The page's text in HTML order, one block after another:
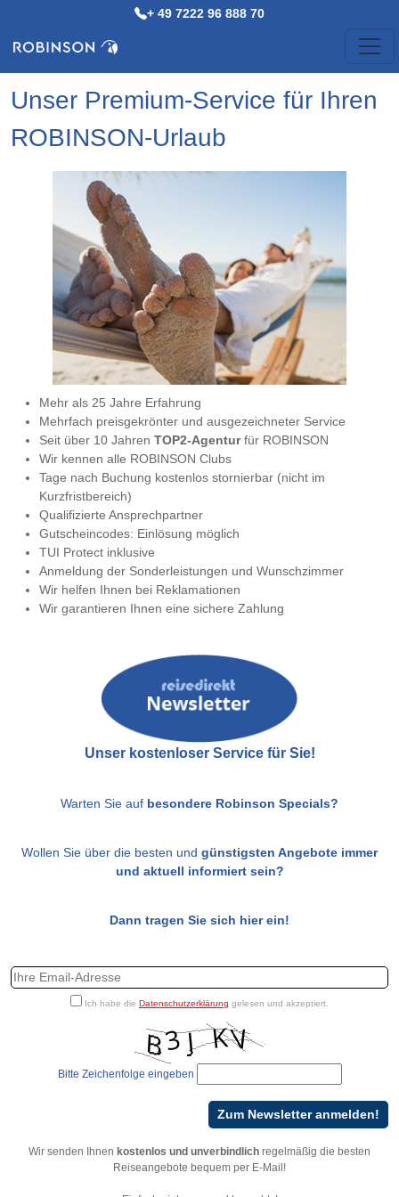
+ 49 7222 96 888 70
Unser Premium-Service für Ihren
ROBINSON-Urlaub
Mehr als 25 Jahre Erfahrung
Mehrfach preisgekrönter und ausgezeichneter Service
Seit über 10 Jahren TOP2-Agenturfür ROBINSON
Wir kennen alle ROBINSON Clubs
Tage nach Buchung kostenlos stornierbar (nicht im
Kurzfristbereich)
Qualifizierte Ansprechpartner
Gutscheincodes: Einlösung möglich
TUI Protect inklusive
Anmeldung der Sonderleistungen und Wunschzimmer
Wir helfen Ihnen bei Reklamationen
Wir garantieren Ihnen eine sichere Zahlung
Unser kostenloser Service für Sie!
Warten Sie auf besondere Robinson Specials?
Wollen Sie über die besten und günstigsten Angebote immer
und aktuell informiert sein?
Dann tragen Sie sich hier ein!
Ich habe die Datenschutzerklärung gelesen und akzeptiert.
Bitte Zeichenfolge eingeben
Wir senden Ihnen kostenlos und unverbindlich regelmäßig die besten
Reiseangebote bequem per E-Mail!